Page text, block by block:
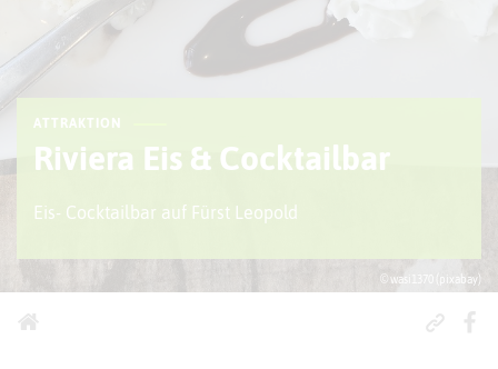
© wasi1370 (pixabay)
ATTRAKTION
Riviera Eis & Cocktailbar
Eis- Cocktailbar auf Fürst Leopold